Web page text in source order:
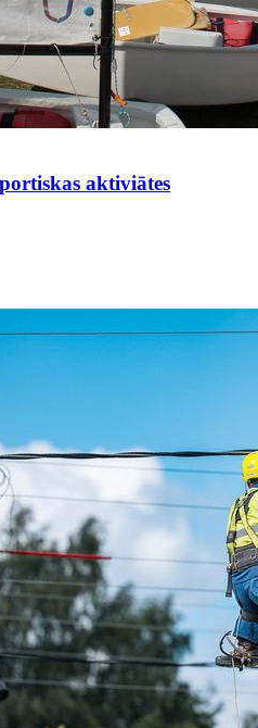
aktiviātes